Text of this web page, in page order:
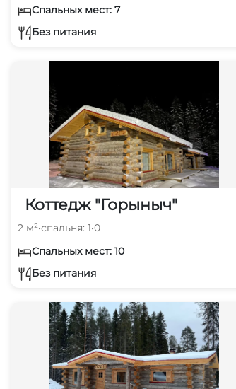
Спальных мест: 7
Без питания
Коттедж "Горыныч"
2 м²•спальня: 1•0
Спальных мест: 10
Без питания